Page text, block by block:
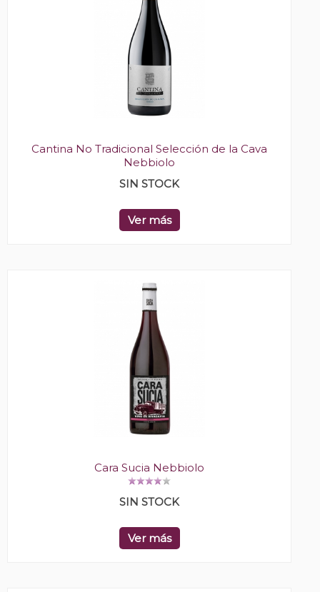
Cantina No Tradicional Selección de la Cava
Nebbiolo
SIN STOCK
Ver más
Cara Sucia Nebbiolo
SIN STOCK
Ver más